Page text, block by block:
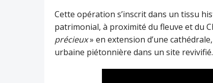
Cette opération s’inscrit dans un tissu
patrimonial, à proximité du fleuve et du
précieux» en extension d’une
urbaine piétonnière dans un site revivifié.